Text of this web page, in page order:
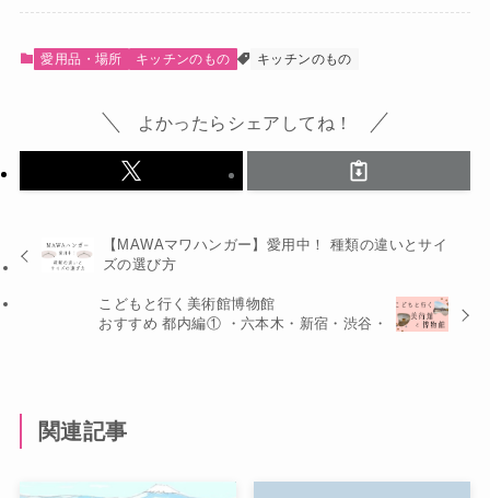
愛用品・場所 キッチンのもの キッチンのもの
よかったらシェアしてね！
【MAWAマワハンガー】愛用中！ 種類の違いとサイ
ズの選び方
こどもと行く美術館博物館
おすすめ 都内編① ・六本木・新宿・渋谷・
関連記事